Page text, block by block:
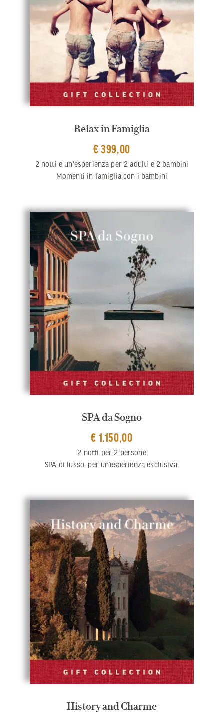
Relax in Famiglia
€ 399,00
2 notti e un'esperienza per 2 adulti e 2 bambini
Momenti in famiglia con i bambini
SPA da Sogno
€ 1.150,00
2 notti per 2 persone
SPA di lusso, per un’esperienza esclusiva.
History and Charme